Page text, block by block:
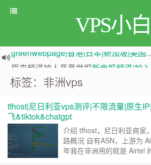
VPS小白
greenwebpage|香港|日本|新加
原来频道被人恶意举报新电报频道|加入电报群
标签：非洲vps
tfhost|尼日利亚vps测评|不限流量|原生
飞&tiktok&chatgpt
介绍 tfhost，尼日利亚商家
路概况 自有ASN，上游为
年我在非洲用的就是